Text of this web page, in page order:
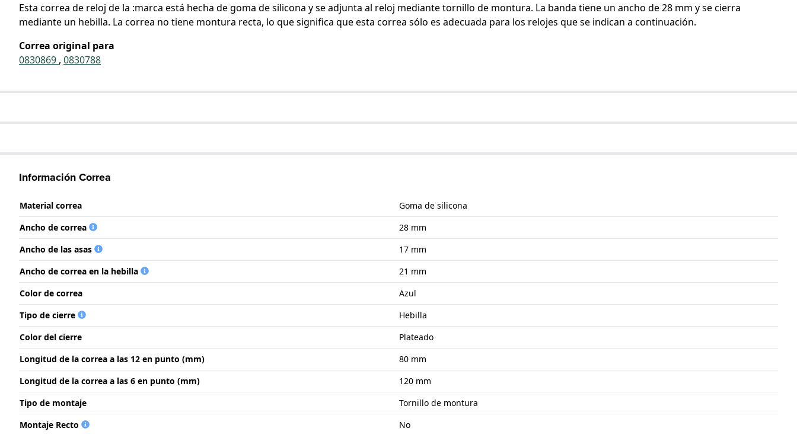
Esta correa de reloj de la :marca está hecha de goma de silicona y se adjunta al reloj mediante tornillo de montura. La banda tiene un ancho de 28 mm y se cierra
mediante un hebilla. La correa no tiene montura recta, lo que significa que esta correa sólo es adecuada para los relojes que se indican a continuación.
Correa original para
0830869 , 0830788
Información Correa
Material correa
Goma de silicona
Ancho de correa
28 mm
Ancho de las asas
17 mm
Ancho de correa en la hebilla
21 mm
Color de correa
Azul
Tipo de cierre
Hebilla
Color del cierre
Plateado
Longitud de la correa a las 12 en punto (mm)
80 mm
Longitud de la correa a las 6 en punto (mm)
120 mm
Tipo de montaje
Tornillo de montura
Montaje Recto
No